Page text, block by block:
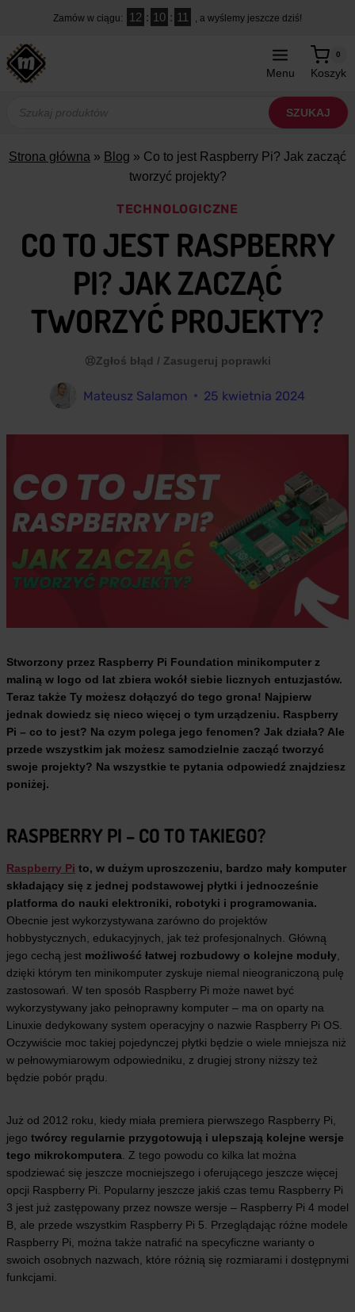
treści
Zamów w ciągu: 12 : 10 : 10 , a wyślemy jeszcze dziś!
Menu Koszyk
0
produktów
SZUKAJ
Strona główna » Blog » Co to jest Raspberry Pi? Jak zacząć
tworzyć projekty?
TECHNOLOGICZNE
CO TO JEST RASPBERRY
PI? JAK ZACZĄĆ
TWORZYĆ PROJEKTY?
Zgłoś błąd / Zasugeruj poprawki
Mateusz Salamon 25 kwietnia 2024
Stworzony przez Raspberry Pi Foundation minikomputer z
maliną w logo od lat zbiera wokół siebie licznych entuzjastów.
Teraz także Ty możesz dołączyć do tego grona! Najpierw
jednak dowiedz się nieco więcej o tym urządzeniu. Raspberry
Pi – co to jest? Na czym polega jego fenomen? Jak działa? Ale
przede wszystkim jak możesz samodzielnie zacząć tworzyć
swoje projekty? Na wszystkie te pytania odpowiedź znajdziesz
poniżej.
RASPBERRY PI – CO TO TAKIEGO?
Raspberry Pi to, w dużym uproszczeniu, bardzo mały komputer
składający się z jednej podstawowej płytki i jednocześnie
platforma do nauki elektroniki, robotyki i programowania.
Obecnie jest wykorzystywana zarówno do projektów
hobbystycznych, edukacyjnych, jak też profesjonalnych. Główną
jego cechą jest możliwość łatwej rozbudowy o kolejne moduły
dzięki którym ten minikomputer zyskuje niemal nieograniczoną pulę
zastosowań. W ten sposób Raspberry Pi może nawet być
wykorzystywany jako pełnoprawny komputer – ma on oparty na
Linuxie dedykowany system operacyjny o nazwie Raspberry Pi OS.
Oczywiście moc takiej pojedynczej płytki będzie o wiele mniejsza niż
w pełnowymiarowym odpowiedniku, z drugiej strony niższy też
będzie pobór prądu.
Już od 2012 roku, kiedy miała premiera pierwszego Raspberry Pi,
jego twórcy regularnie przygotowują i ulepszają kolejne wersje
tego mikrokomputera . Z tego powodu co kilka lat można
spodziewać się jeszcze mocniejszego i oferującego jeszcze więcej
opcji Raspberry Pi. Popularny jeszcze jakiś czas temu Raspberry Pi
3 jest już zastępowany przez nowsze wersje – Raspberry Pi 4 model
B, ale przede wszystkim Raspberry Pi 5. Przeglądając różne modele
Raspberry Pi, można także natrafić na specyficzne warianty o
swoich osobnych nazwach, które różnią się rozmiarami i dostępnymi
funkcjami.